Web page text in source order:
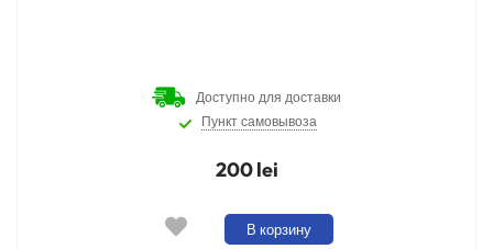
Доступно для доставки
Пункт самовывоза
200 lei
В корзину